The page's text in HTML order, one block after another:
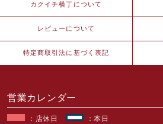
カクイチ横丁について
レビューについて
特定商取引法に基づく表記
営業カレンダー
：店休日 ：本日